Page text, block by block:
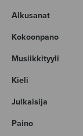
Alkusanat
Kokoonpano
Musiikkityyli
Kieli
Julkaisija
Paino